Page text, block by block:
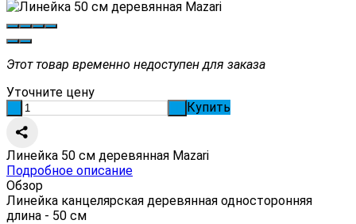
Этот товар временно недоступен для заказа
Уточните цену
Купить
Линейка 50 см деревянная Mazari
Подробное описание
Обзор
Линейка канцелярская деревянная односторонняя
длина - 50 см